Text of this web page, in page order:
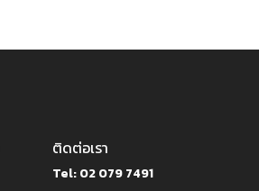
ติดต่อเรา
Tel: 02 079 7491